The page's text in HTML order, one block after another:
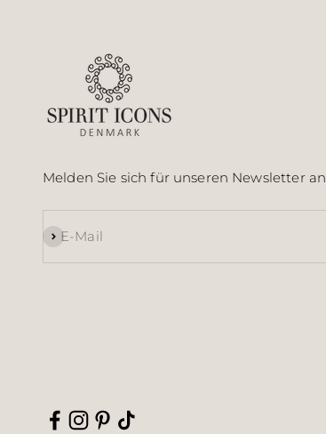
Melden Sie sich für unseren Newsletter an
E-Mail
Abonnieren